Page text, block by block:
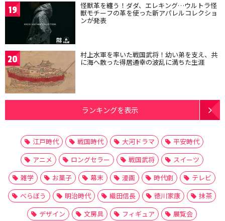
19 怪獣革を纏う！ダダ、エレキング…ウルトラ怪
獣モチーフの革を使った新アパレルコレクショ
ンが発表
20 村上水軍を率いた戦国武将！幼い弟を支え、共
に海へ散った得居通幸の波乱に満ちた生涯
ランキングを表示
江戸時代 戦国時代 大河ドラマ
平安時代
アニメ
ロングセラー 戦国武将
スイーツ
雑学
お菓子 幕末 漫画 時代劇
テレビ
べらぼう
明治時代 織田信長 徳川家康
抹茶
デザイン
文房具 フィギュア
展覧会